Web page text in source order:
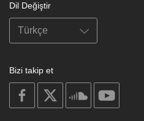
Dil Değiştir
Bizi takip et
on
facebook
soundcloud